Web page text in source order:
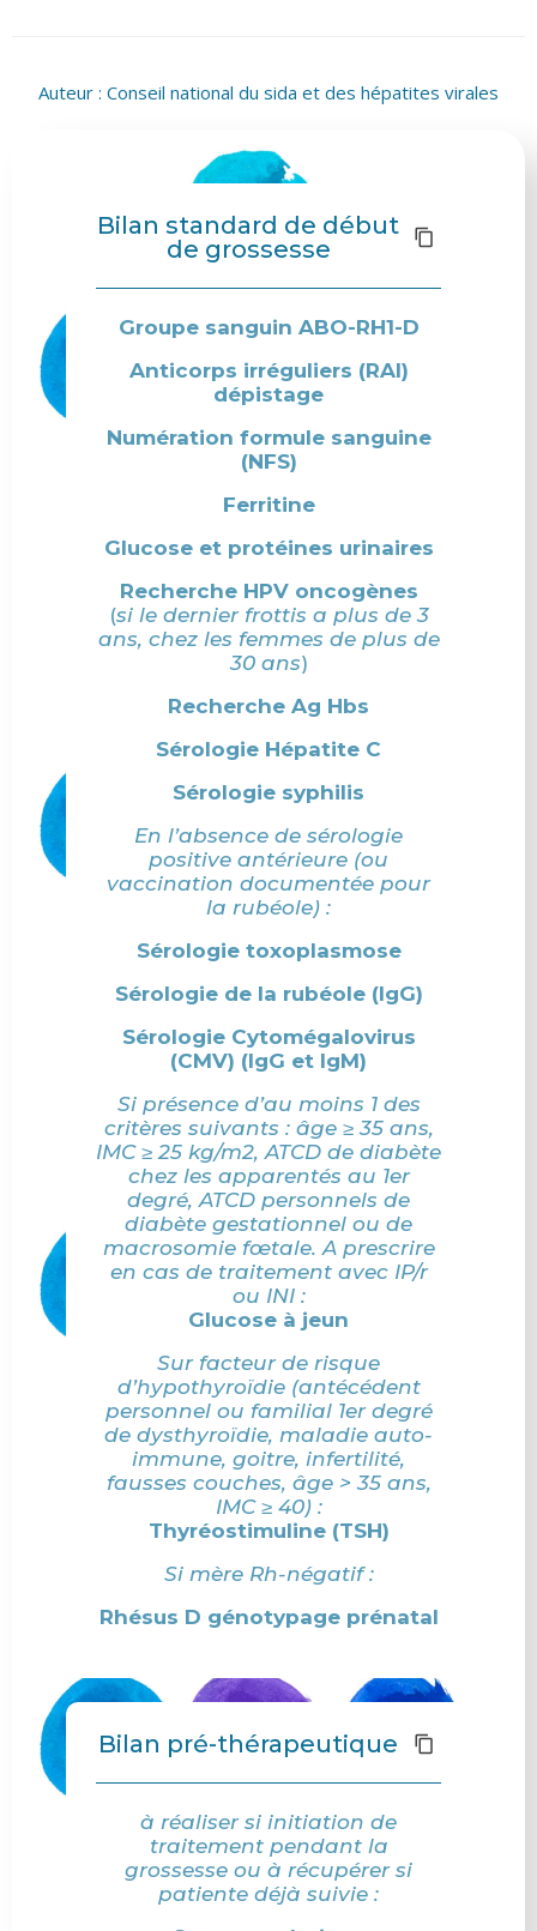
Auteur : Conseil national du sida et des hépatites virales
Bilan standard de début
de grossesse
Groupe sanguin ABO-RH1-D
Anticorps irréguliers (RAI)
dépistage
Numération formule sanguine
(NFS)
Ferritine
Glucose et protéines urinaires
Recherche HPV oncogènes
(si le dernier frottis a plus de 3
ans, chez les femmes de plus de
30 ans)
Recherche Ag Hbs
Sérologie Hépatite C
Sérologie syphilis
En l’absence de sérologie
positive antérieure (ou
vaccination documentée pour
la rubéole) :
Sérologie toxoplasmose
Sérologie de la rubéole (IgG)
Sérologie Cytomégalovirus
(CMV) (IgG et IgM)
Si présence d’au moins 1 des
critères suivants : âge ≥ 35 ans,
IMC ≥ 25 kg/m2, ATCD de diabète
chez les apparentés au 1er
degré, ATCD personnels de
diabète gestationnel ou de
macrosomie fœtale. A prescrire
en cas de traitement avec IP/r
ou INI :
Glucose à jeun
Sur facteur de risque
d’hypothyroïdie (antécédent
personnel ou familial 1er degré
de dysthyroïdie, maladie auto-
immune, goitre, infertilité,
fausses couches, âge > 35 ans,
IMC ≥ 40) :
Thyréostimuline (TSH)
Si mère Rh-négatif :
Rhésus D génotypage prénatal
Bilan pré-thérapeutique
à réaliser si initiation de
traitement pendant la
grossesse ou à récupérer si
patiente déjà suivie :